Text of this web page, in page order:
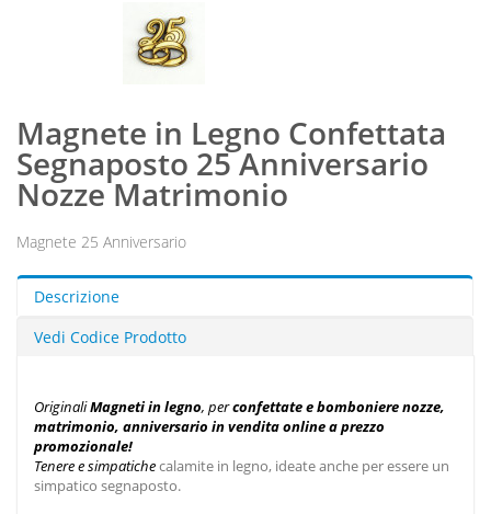
Magnete in Legno Confettata
Segnaposto 25 Anniversario
Nozze Matrimonio
Magnete 25 Anniversario
Descrizione
Vedi Codice Prodotto
OriginaliMagnetiin legno, perconfettatee bomboniere nozze,
matrimonio, anniversario in vendita online a prezzo
promozionale!
Tenere e simpatichecalamite in legno, ideate anche per essere un
simpatico segnaposto.